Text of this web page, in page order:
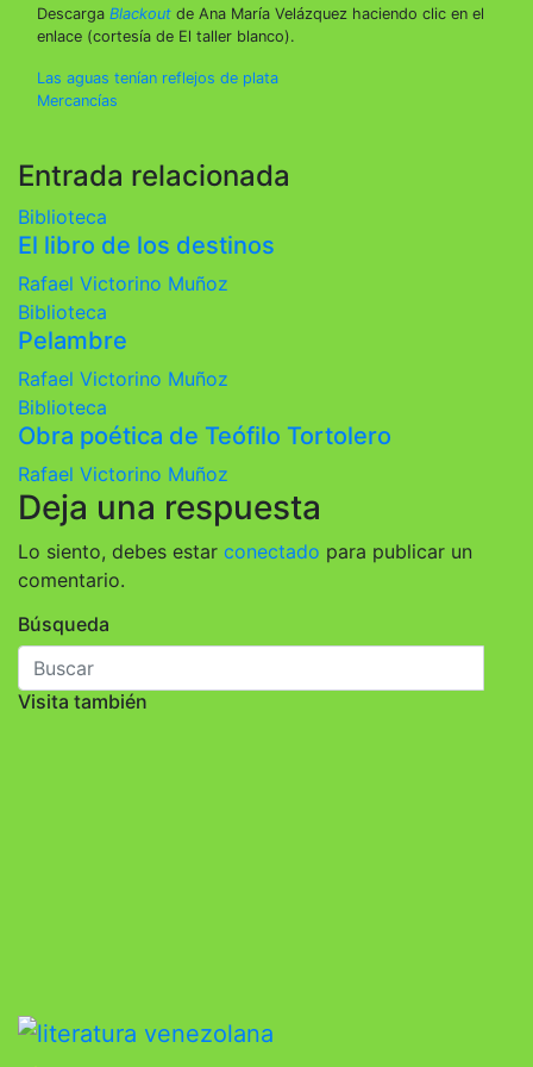
Descarga Blackout de Ana María Velázquez haciendo clic en el
enlace (cortesía de El taller blanco).
Navegación
entradas
Las aguas tenían reflejos de plata
Mercancías
Entrada relacionada
Biblioteca
El libro de los destinos
Rafael Victorino Muñoz
Biblioteca
Pelambre
Rafael Victorino Muñoz
Biblioteca
Obra poética de Teófilo Tortolero
Rafael Victorino Muñoz
Deja una respuesta
Lo siento, debes estar conectado para publicar un
comentario.
Búsqueda
Visita también